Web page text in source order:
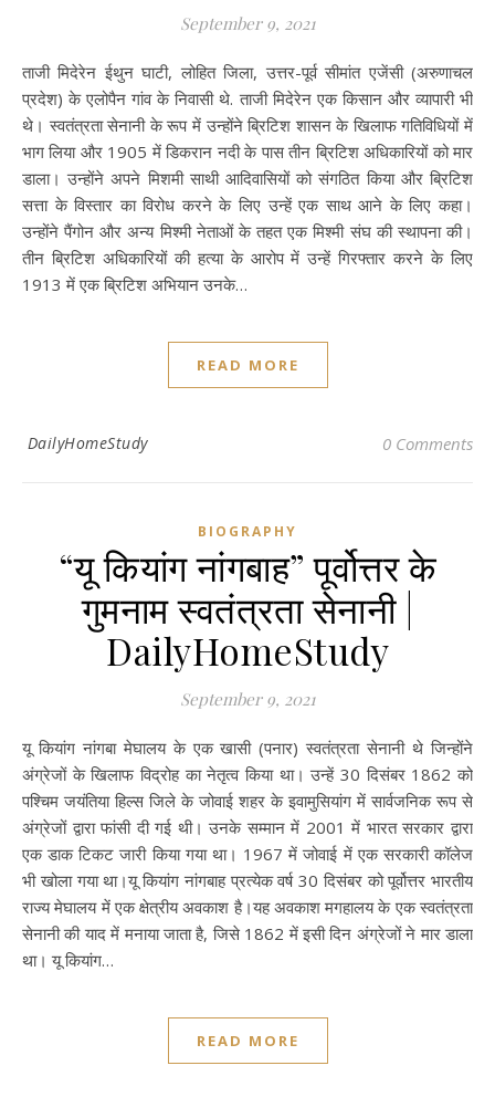
September 9, 2021
ताजी मिदेरेन ईथुन घाटी, लोहित जिला, उत्तर-पूर्व सीमांत एजेंसी (अरुणाचल
प्रदेश) के एलोपैन गांव के निवासी थे. ताजी मिदेरेन एक किसान और व्यापारी भी
थे। स्वतंत्रता सेनानी के रूप में उन्होंने ब्रिटिश शासन के खिलाफ गतिविधियों में
भाग लिया और 1905 में डिकरान नदी के पास तीन ब्रिटिश अधिकारियों को मार
डाला। उन्होंने अपने मिशमी साथी आदिवासियों को संगठित किया और ब्रिटिश
सत्ता के विस्तार का विरोध करने के लिए उन्हें एक साथ आने के लिए कहा।
उन्होंने पैंगोन और अन्य मिश्मी नेताओं के तहत एक मिश्मी संघ की स्थापना की।
तीन ब्रिटिश अधिकारियों की हत्या के आरोप में उन्हें गिरफ्तार करने के लिए
1913 में एक ब्रिटिश अभियान उनके…
READ MORE
DailyHomeStudy 0 Comments
BIOGRAPHY
“यू कियांग नांगबाह” पूर्वोत्तर के
गुमनाम स्वतंत्रता सेनानी |
DailyHomeStudy
September 9, 2021
यू कियांग नांगबा मेघालय के एक खासी (पनार) स्वतंत्रता सेनानी थे जिन्होंने
अंग्रेजों के खिलाफ विद्रोह का नेतृत्व किया था। उन्हें 30 दिसंबर 1862 को
पश्चिम जयंतिया हिल्स जिले के जोवाई शहर के इवामुसियांग में सार्वजनिक रूप से
अंग्रेजों द्वारा फांसी दी गई थी। उनके सम्मान में 2001 में भारत सरकार द्वारा
एक डाक टिकट जारी किया गया था। 1967 में जोवाई में एक सरकारी कॉलेज
भी खोला गया था।यू कियांग नांगबाह प्रत्येक वर्ष 30 दिसंबर को पूर्वोत्तर भारतीय
राज्य मेघालय में एक क्षेत्रीय अवकाश है।यह अवकाश मगहालय के एक स्वतंत्रता
सेनानी की याद में मनाया जाता है, जिसे 1862 में इसी दिन अंग्रेजों ने मार डाला
था। यू कियांग…
READ MORE